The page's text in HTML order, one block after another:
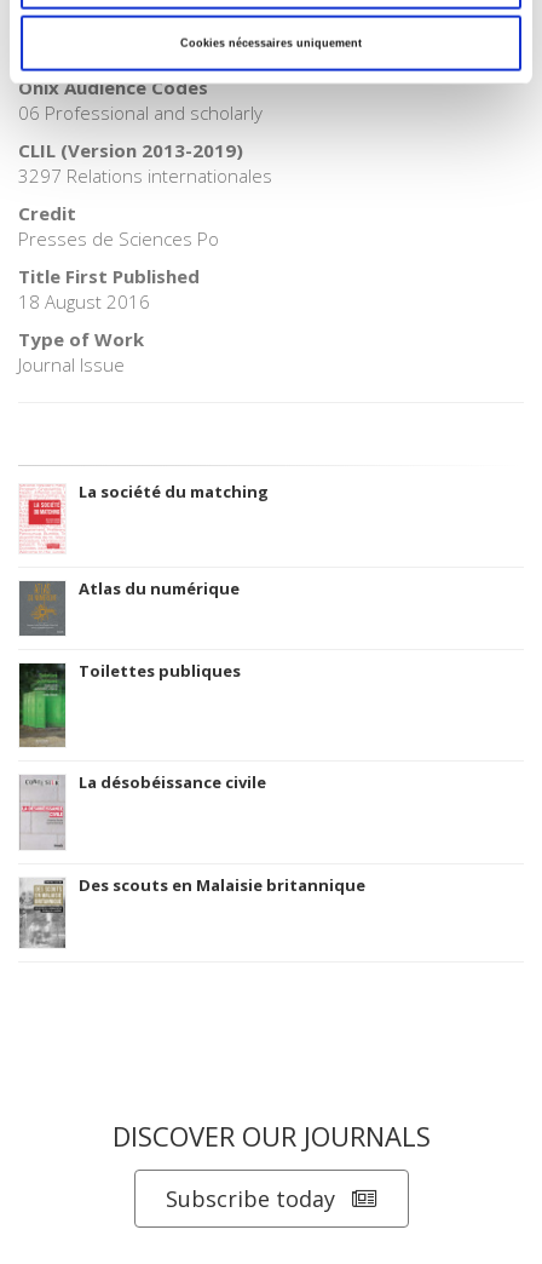
Cookies nécessaires uniquement
BIC subject category (UK)
Onix Audience Codes
06 Professional and scholarly
CLIL (Version 2013-2019)
3297 Relations internationales
Credit
Presses de Sciences Po
Title First Published
18 August 2016
Type of Work
Journal Issue
La société du matching
Atlas du numérique
Toilettes publiques
La désobéissance civile
Des scouts en Malaisie britannique
DISCOVER OUR JOURNALS
Subscribe today